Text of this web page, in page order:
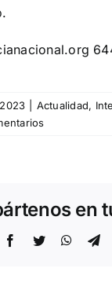
Actualidad,
en
Facebook
Twitter